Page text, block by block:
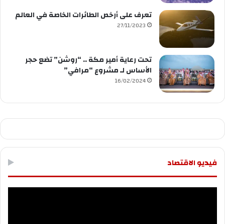
تعرف على أرخص الطائرات الخاصة في العالم
27/11/2023
تحت رعاية أمير مكة .. “روشن” تضع حجر
الأساس لـ مشروع “مرافي”
16/02/2024
فيديو الاقتصاد